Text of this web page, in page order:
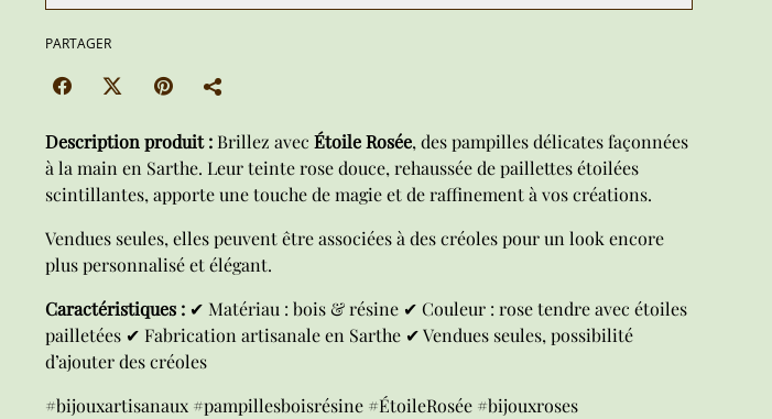
PARTAGER
Description produit :Brillez avec Étoile Rosée, des pampilles délicates façonnées
à la main en Sarthe. Leur teinte rose douce, rehaussée de paillettes étoilées
scintillantes, apporte une touche de magie et de raffinement à vos créations.
Vendues seules, elles peuvent être associées à des créoles pour un look encore
plus personnalisé et élégant.
Caractéristiques : ✔ Matériau : bois & résine ✔ Couleur : rose tendre avec étoiles
pailletées ✔ Fabrication artisanale en Sarthe ✔ Vendues seules, possibilité
d’ajouter des créoles
#bijouxartisanaux #pampillesboisrésine #ÉtoileRosée #bijouxroses